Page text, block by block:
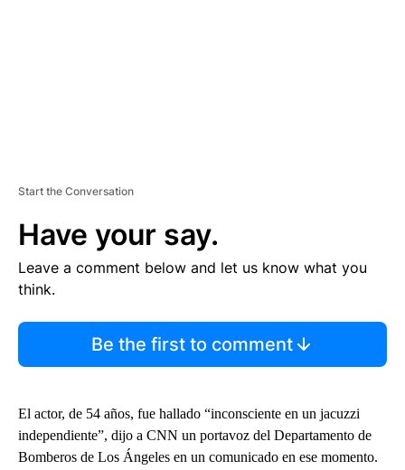
Start the Conversation
Have your say.
Leave a comment below and let us know what you
think.
Be the first to comment
El actor, de 54 años, fue hallado “inconsciente en un jacuzzi
independiente”, dijo a CNN un portavoz del Departamento de
Bomberos de Los Ángeles en un comunicado en ese momento.